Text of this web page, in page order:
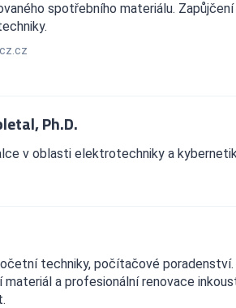
spotřebního materiálu. Zapůjčení
Ph.D.
v oblasti elektrotechniky a
techniky, počítačové poradenství.
a profesionální renovace